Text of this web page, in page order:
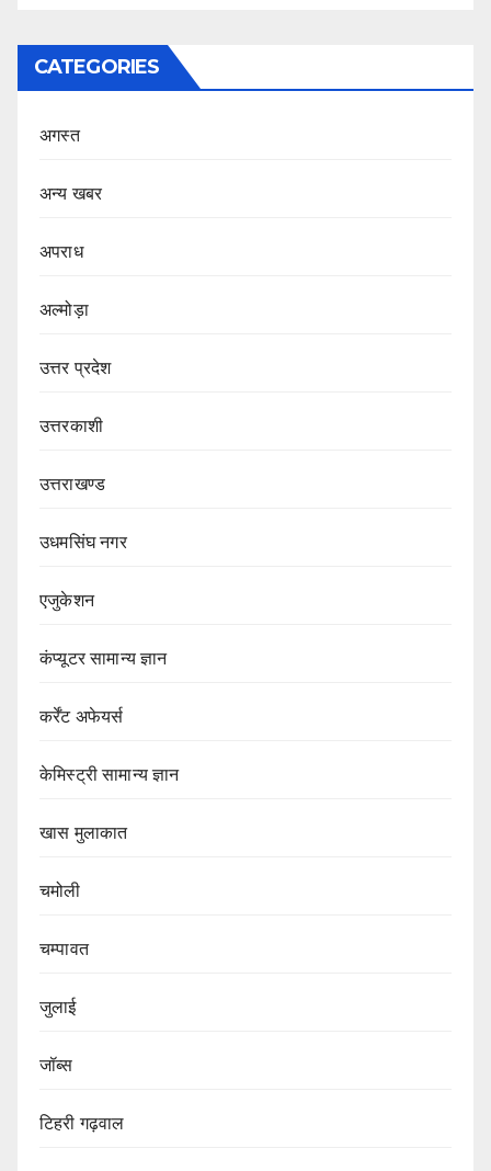
CATEGORIES
अगस्त
अन्य खबर
अपराध
अल्मोड़ा
उत्तर प्रदेश
उत्तरकाशी
उत्तराखण्ड
उधमसिंघ नगर
एजुकेशन
कंप्यूटर सामान्य ज्ञान
कर्रेंट अफेयर्स
केमिस्ट्री सामान्य ज्ञान
खास मुलाकात
चमोली
चम्पावत
जुलाई
जॉब्स
टिहरी गढ़वाल